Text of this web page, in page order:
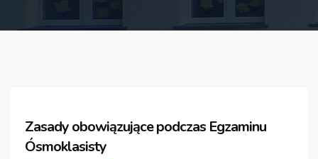
Zasady obowiązujące podczas Egzaminu
Ósmoklasisty